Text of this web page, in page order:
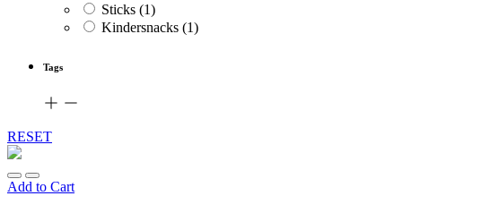
Sticks (1)
Kindersnacks (1)
Tags
RESET
Add to Cart